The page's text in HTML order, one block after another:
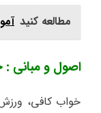
مطالعه کنید
اصول و مبانی :
خواب کافی،